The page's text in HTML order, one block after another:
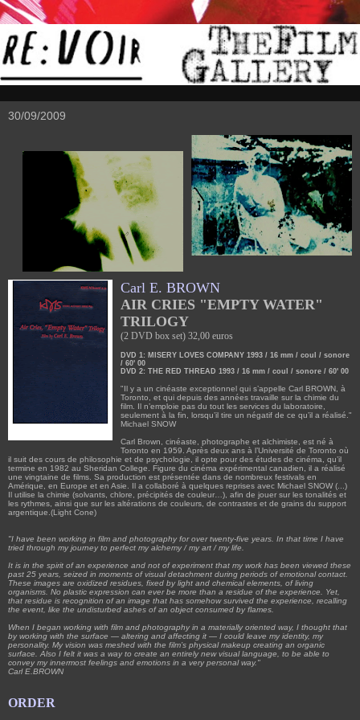
30/09/2009
Carl E. BROWN
AIR CRIES "EMPTY WATER"
TRILOGY
(2 DVD box set) 32,00 euros
DVD 1: MISERY LOVES COMPANY 1993 / 16 mm / coul / sonore
/ 60' 00
DVD 2: THE RED THREAD 1993 / 16 mm / coul / sonore / 60' 00
"Il y a un cinéaste exceptionnel qui s’appelle Carl BROWN, à
Toronto, et qui depuis des années travaille sur la chimie du
film. Il n’emploie pas du tout les services du laboratoire,
seulement à la fin, lorsqu’il tire un négatif de ce qu’il a réalisé."
Michael SNOW
Carl Brown, cinéaste, photographe et alchimiste, est né à
Toronto en 1959. Après deux ans à l’Université de Toronto où
il suit des cours de philosophie et de psychologie, il opte pour des études de cinéma, qu’il
termine en 1982 au Sheridan College. Figure du cinéma expérimental canadien, il a réalisé
une vingtaine de films. Sa production est présentée dans de nombreux festivals en
Amérique, en Europe et en Asie. Il a collaboré à quelques reprises avec Michael SNOW (...)
Il utilise la chimie (solvants, chlore, précipités de couleur…), afin de jouer sur les tonalités et
les rythmes, ainsi que sur les altérations de couleurs, de contrastes et de grains du support
argentique.(Light Cone)
"I have been working in film and photography for over twenty-five years. In that time I have
tried through my journey to perfect my alchemy / my art / my life.
It is in the spirit of an experience and not of experiment that my work has been viewed these
past 25 years, seized in moments of visual detachment during periods of emotional contact.
These images are oxidized residues, fixed by light and chemical elements, of living
organisms. No plastic expression can ever be more than a residue of the experience. Yet,
that residue is recognition of an image that has somehow survived the experience, recalling
the event, like the undisturbed ashes of an object consumed by flames.
When I began working with film and photography in a materially oriented way, I thought that
by working with the surface — altering and affecting it — I could leave my identity, my
personality. My vision was meshed with the film’s physical makeup creating an organic
surface. Also I felt it was a way to create an entirely new visual language, to be able to
convey my innermost feelings and emotions in a very personal way."
Carl E.BROWN
ORDER